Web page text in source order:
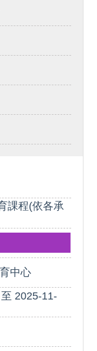
課程(依各承
中心
2025-11-